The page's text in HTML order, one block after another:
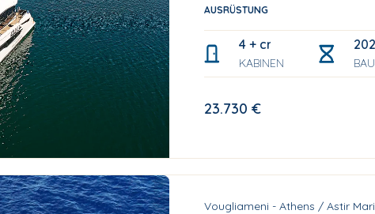
AUSRÜSTUNG
4 + crew
KABINEN
23.730 €
Vougliameni - Athens / Astir